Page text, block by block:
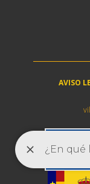
AVISO